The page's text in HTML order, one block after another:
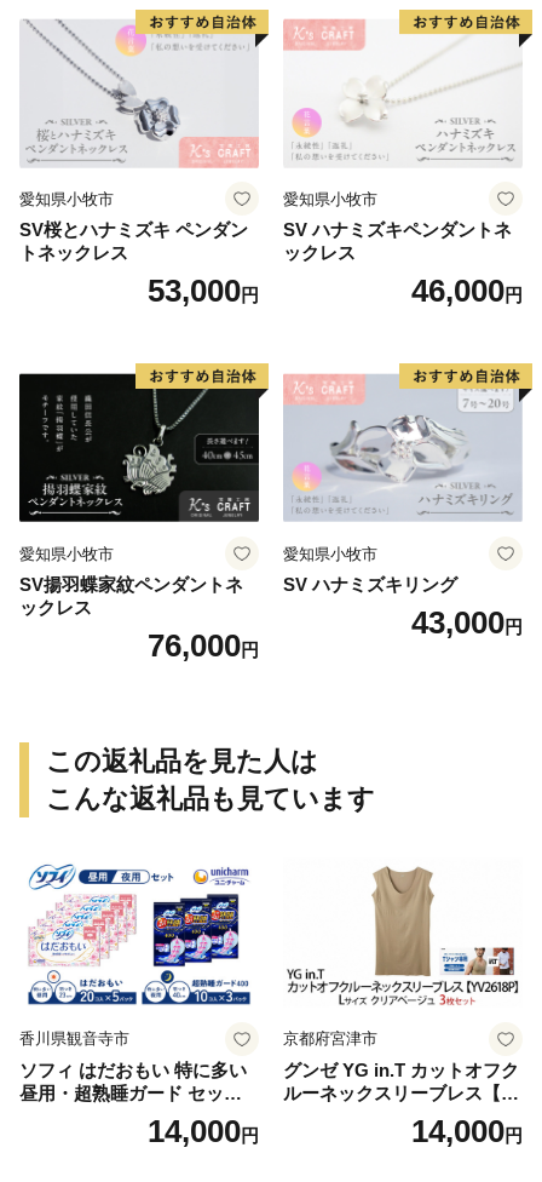
愛知県小牧市
SV桜とハナミズキ ペンダン
トネックレス
53,000円
愛知県小牧市
SV ハナミズキペンダントネ
ックレス
46,000円
愛知県小牧市
SV揚羽蝶家紋ペンダントネ
ックレス
76,000円
愛知県小牧市
SV ハナミズキリング
43,000円
この返礼品を見た人は
こんな返礼品も見ています
香川県観音寺市
ソフィ はだおもい 特に多い
昼用・超熟睡ガード セット
羽付き ナプキン 生理用品 サ
ニタリー ユニ・チャーム
14,000円
京都府宮津市
グンゼ YG in.T カットオフク
ルーネックスリーブレス【Y
V2618P】Lサイズ クリアベ
ージュ3枚セット [№5716-04
14,000円